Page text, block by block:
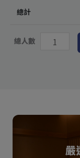
總計
總人數
嚴